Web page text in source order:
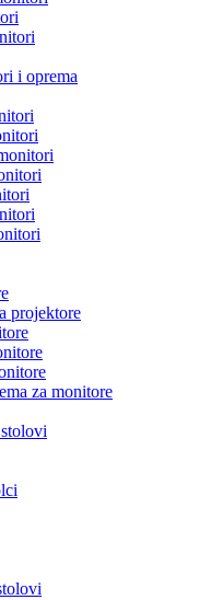
i oprema
projektore
za monitore